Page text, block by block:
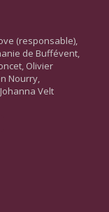
(responsable),
de Buffévent,
Olivier
Nourry,
Velt